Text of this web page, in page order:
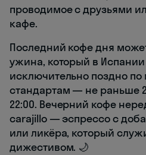
проводимое с друзьями
кафе.
Последний кофе дня
ужина, который в Испании
исключительно поздно
стандартам — не раньше
22:00. Вечерний кофе
carajillo — эспрессо с
или ликёра, который
дижестивом. 🌙